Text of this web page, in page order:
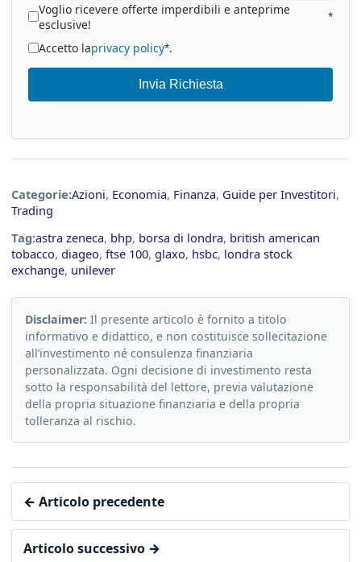
Voglio ricevere offerte imperdibili e anteprime
esclusive!
*
Accetto laprivacy policy*.
Invia Richiesta
Categorie:Azioni, Economia, Finanza, Guide per Investitori,
Trading
Tag:astra zeneca, bhp, borsa di londra, british american
tobacco, diageo, ftse 100, glaxo, hsbc, londra stock
exchange, unilever
Disclaimer: Il presente articolo è fornito a titolo
informativo e didattico, e non costituisce sollecitazione
all’investimento né consulenza finanziaria
personalizzata. Ogni decisione di investimento resta
sotto la responsabilità del lettore, previa valutazione
della propria situazione finanziaria e della propria
tolleranza al rischio.
← Articolo precedente
Articolo successivo →